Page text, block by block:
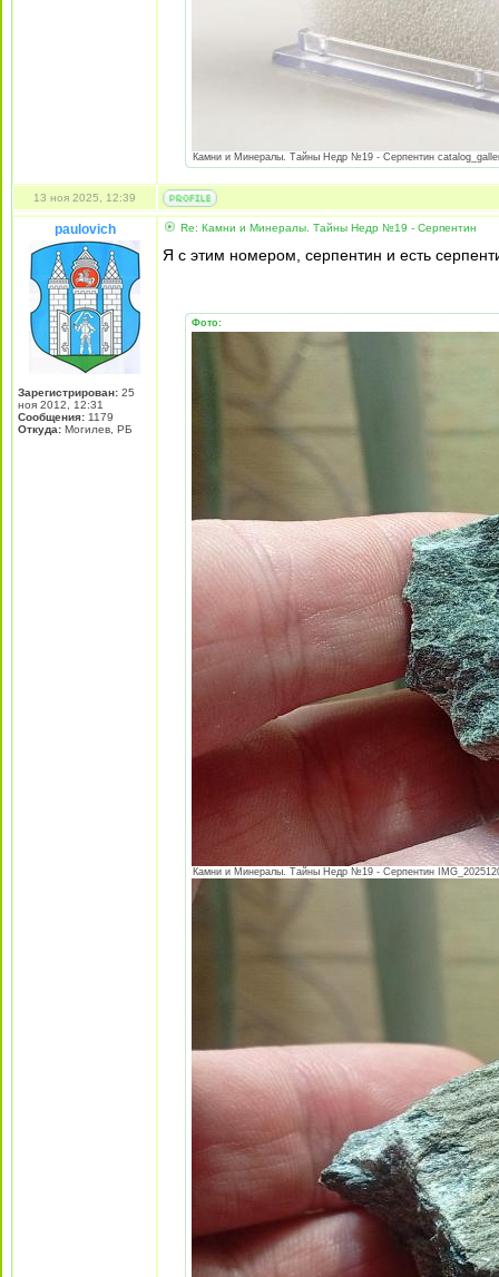
Камни и Минералы. Тайны Недр №19 - Серпентин
13 ноя 2025, 12:39
paulovich
Зарегистрирован: 25
ноя 2012, 12:31
Сообщения: 1179
Откуда: Могилев, РБ
Re: Камни и Минералы. Тайны Недр №19 - Серпентин
Я с этим номером, серпентин и есть
Фото:
Камни и Минералы. Тайны Недр №19 - Серпентин